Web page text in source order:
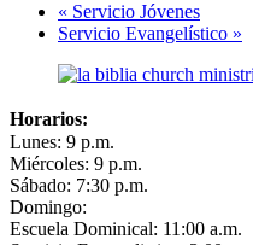
« Servicio Jóvenes
Servicio Evangelístico »
Horarios:
Lunes: 9 p.m.
Miércoles: 9 p.m.
Sábado: 7:30 p.m.
Domingo:
Escuela Dominical: 11:00 a.m.